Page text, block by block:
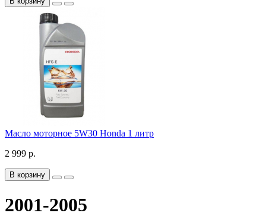
Масло моторное 5W30 Honda 1 литр
2 999 р.
В корзину
2001-2005